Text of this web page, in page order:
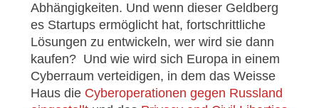
Abhängigkeiten. Und wenn dieser Geldberg
es Startups ermöglicht hat, fortschrittliche
Lösungen zu entwickeln, wer wird sie dann
kaufen? Und wie wird sich Europa in einem
Cyberraum verteidigen, in dem das Weisse
Haus die Cyberoperationen gegen Russland